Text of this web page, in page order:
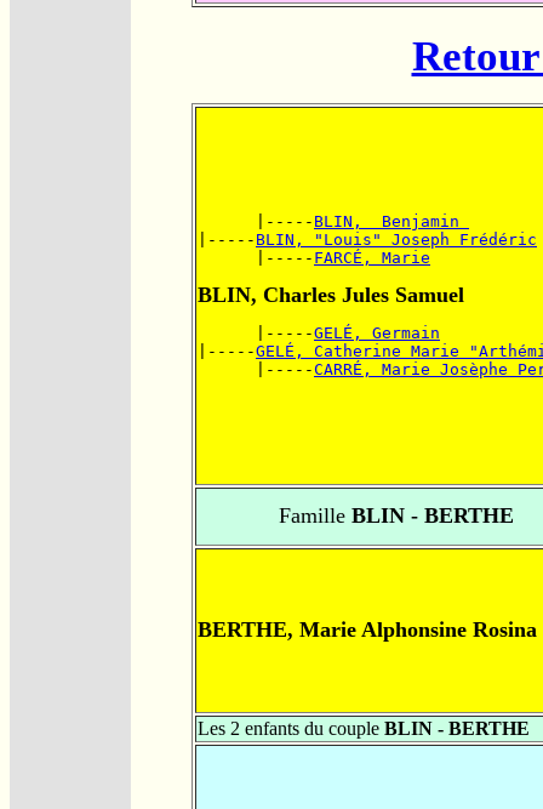
      |-----
BLIN,  Benjamin
|----- BLIN, "Louis" Joseph Frédéric
      |-----
FARCÉ, Marie
BLIN, Charles Jules Samuel
      |-----
GELÉ, Germain
|-----GELÉ, Catherine Marie
      |-----
CARRÉ, Marie Josèphe
Famille BLIN - BERTHE
BERTHE, Marie Alphonsine Rosina
Les 2 enfants du couple BLIN - BERTHE